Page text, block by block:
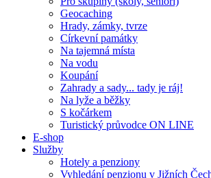
Geocaching
Hrady, zámky, tvrze
Církevní památky
Na tajemná místa
Na vodu
Koupání
Zahrady a sady... tady je ráj!
Na lyže a běžky
S kočárkem
Turistický průvodce ON LINE
E-shop
Služby
Hotely a penziony
Vyhledání penzionu v Jižních